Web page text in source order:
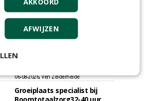
Kasmedewerker (fulltime) bij
DSV zaden Nederland B.V.
Allround
(fulltime) bij DSV zaden
06-08-2026, Ven Zelderheide
Groeiplaats specialist bij
AFWIJZEN